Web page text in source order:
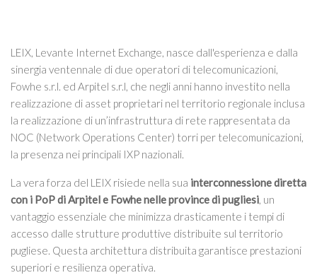
LEIX, Levante Internet Exchange, nasce dall'esperienza e dalla
sinergia ventennale di due operatori di telecomunicazioni,
Fowhe s.r.l. ed Arpitel s.r.l, che negli anni hanno investito nella
realizzazione di asset proprietari nel territorio regionale inclusa
la realizzazione di un’infrastruttura di rete rappresentata da
NOC (Network Operations Center) torri per telecomunicazioni,
la presenza nei principali IXP nazionali.
La vera forza del LEIX risiede nella sua interconnessione diretta
con i PoP di Arpitel e Fowhe nelle province di pugliesi, un
vantaggio essenziale che minimizza drasticamente i tempi di
accesso dalle strutture produttive distribuite sul territorio
pugliese. Questa architettura distribuita garantisce prestazioni
superiori e resilienza operativa.